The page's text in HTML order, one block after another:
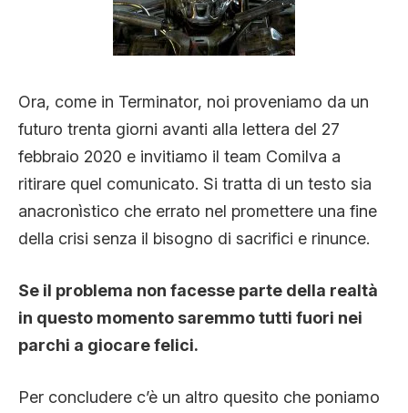
Ora, come in Terminator, noi proveniamo da un
futuro trenta giorni avanti alla lettera del 27
febbraio 2020 e invitiamo il team Comilva a
ritirare quel comunicato. Si tratta di un testo sia
anacronìstico che errato nel promettere una fine
della crisi senza il bisogno di sacrifici e rinunce.
Se il problema non facesse parte della realtà
in questo momento saremmo tutti fuori nei
parchi a giocare felici.
Per concludere c’è un altro quesito che poniamo